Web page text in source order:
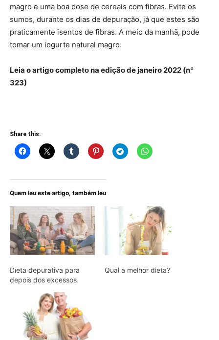
magro e uma boa dose de cereais com fibras. Evite os
sumos, durante os dias de depuração, já que estes são
praticamente isentos de fibras. A meio da manhã, pode
tomar um iogurte natural magro.
Leia o artigo completo na edição de janeiro 2022 (nº
323)
Share this:
Quem leu este artigo, também leu
Dieta depurativa para
depois dos excessos
Qual a melhor dieta?